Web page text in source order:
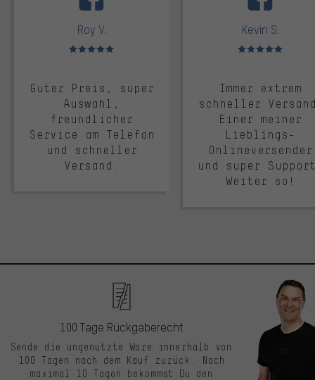
Roy V.
Bewertungen: 5 von 5
Guter Preis, super
Auswahl,
freundlicher
Service am Telefon
und schneller
Versand.
Kevin S.
Bewertungen: 5 von 5
Immer extrem
schneller
Einer meiner
Lieblings-
Onlineversender
und super
Weiter so!
100 Tage Rückgaberecht
Sende die ungenutzte Ware innerhalb von
100 Tagen nach dem Kauf zurück. Nach
maximal 10 Tagen bekommst Du den